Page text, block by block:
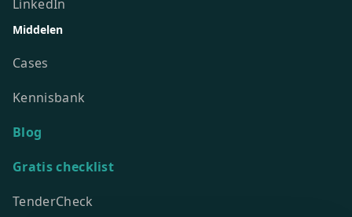
LinkedIn
Middelen
Cases
Kennisbank
Blog
Gratis checklist
TenderCheck